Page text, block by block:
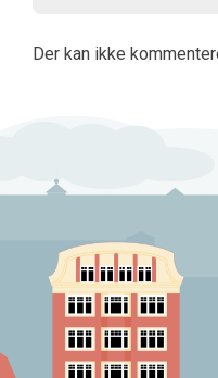
Der kan ikke